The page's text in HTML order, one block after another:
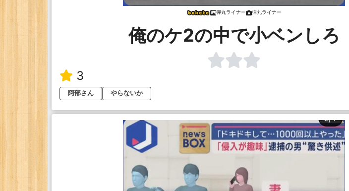
弾丸ライナー 弾丸ライナー
俺のケ2の中で小ベンしろ
3
阿部さん
やらないか